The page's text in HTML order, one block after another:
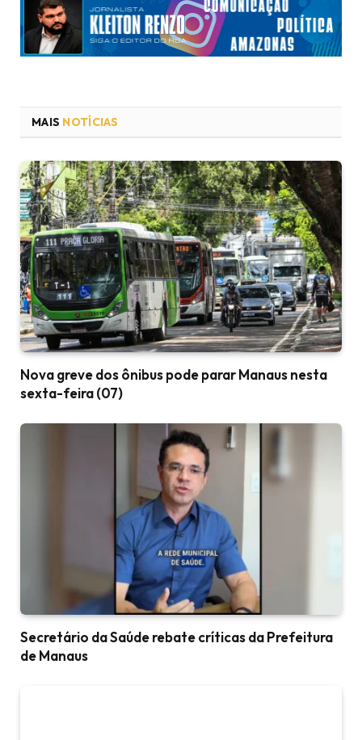
MAIS NOTÍCIAS
Nova greve dos ônibus pode parar Manaus nesta
sexta-feira (07)
Secretário da Saúde rebate críticas da Prefeitura
de Manaus